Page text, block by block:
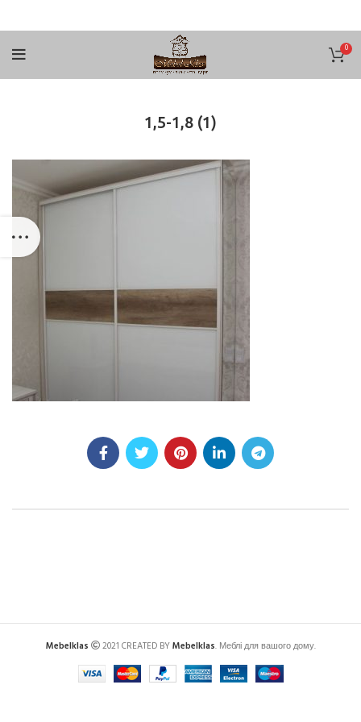
0
1,5-1,8 (1)
Mebelklas 2021 CREATED BYMebelklas. Меблі для вашого дому.